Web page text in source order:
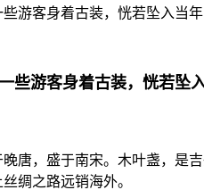
游客身着古装，恍若坠入
游客身着古装，恍若坠
唐，盛于南宋。木叶盏，
绸之路远销海外。